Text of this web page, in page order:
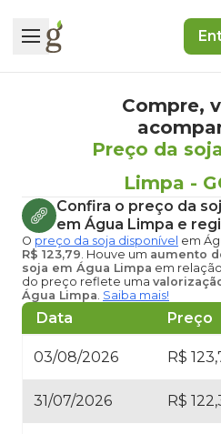
Compre,
Preço da
Limpa -
Confira o preço da
em Água Limpa e
O preço da soja disponível em
R$ 123,79. Houve um aumento
soja em Água Limpa em relação
do preço reflete uma
Água Limpa. Saiba mais!
Data Preço
03/08/2026 R$
31/07/2026 R$